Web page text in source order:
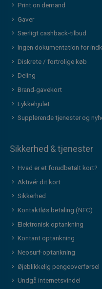
Print on demand
Gaver
Særligt cashback-tilbud
Ingen dokumentation for
Diskrete / fortrolige køb
Deling
Brand-gavekort
Lykkehjulet
Supplerende tjenester og
Sikkerhed & tjenester
Hvad er et forudbetalt kort?
Aktivér dit kort
Sikkerhed
Kontaktløs betaling (NFC)
Elektronisk optankning
Kontant optankning
Neosurf-optankning
Øjeblikkelig pengeoverførsel
Undgå internetsvindel